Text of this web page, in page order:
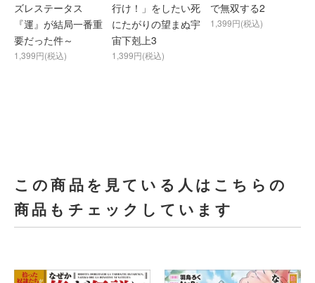
ズレステータス
『運』が結局一番重
要だった件～
1,399円(税込)
行け！」をしたい死
にたがりの望まぬ宇
宙下剋上3
1,399円(税込)
で無双する2
1,399円(税込)
この商品を見ている人はこちらの
商品もチェックしています